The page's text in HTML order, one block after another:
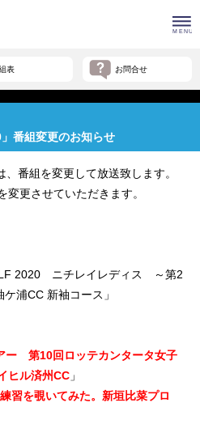
表 お問合せ
番組変更のお知らせ
番組を変更して放送致します。
更させていただきます。
2020 ニチレイレディス ～第2
浦CC 新袖コース」
第10回ロッテカンタータ女子
ヒル済州CC 」
を覗いてみた。新垣比菜プロ